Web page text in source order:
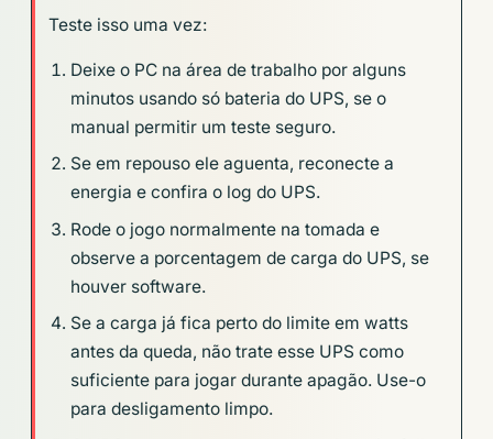
Teste isso uma vez:
Deixe o PC na área de trabalho por alguns
minutos usando só bateria do UPS, se o
manual permitir um teste seguro.
Se em repouso ele aguenta, reconecte a
energia e confira o log do UPS.
Rode o jogo normalmente na tomada e
observe a porcentagem de carga do UPS, se
houver software.
Se a carga já fica perto do limite em watts
antes da queda, não trate esse UPS como
suficiente para jogar durante apagão. Use-o
para desligamento limpo.